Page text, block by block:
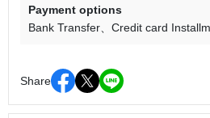
Payment options
Bank Transfer
Credit card
Share